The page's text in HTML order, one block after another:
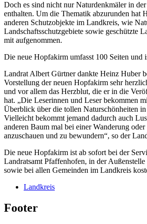
Doch es sind nicht nur Naturdenkmäler in
enthalten. Um die Thematik abzurunden hat
anderen Schutzobjekte im Landkreis, wie
Landschaftsschutzgebiete sowie geschützte
mit aufgenommen.
Die neue Hopfakirm umfasst 100 Seiten und
Landrat Albert Gürtner dankte Heinz Huber
Vorstellung der neuen Hopfakirm sehr
und vor allem das Herzblut, die er in die
hat. „Die Leserinnen und Leser bekommen
Überblick über die tollen Naturschönheiten
Vielleicht bekommt jemand dadurch auch
anderen Baum mal bei einer Wanderung
anzuschauen und zu bewundern“, so der
Die neue Hopfakirm ist ab sofort bei der
Landratsamt Pfaffenhofen, in der
sowie bei allen Gemeinden im Landkreis
Landkreis
Footer